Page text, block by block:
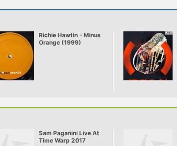
Richie Hawtin - Minus
Orange (1999)
Sam Paganini Live At
Time Warp 2017